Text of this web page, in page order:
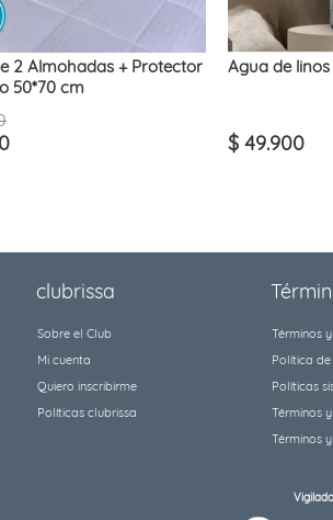
2 Almohadas + Protector
50*70 cm
Agua de
$ 49.900
clubrissa
Sobre el Club
Mi cuenta
Quiero inscribirme
Políticas clubrissa
Términos
Política
Políticas
Términos
Términos